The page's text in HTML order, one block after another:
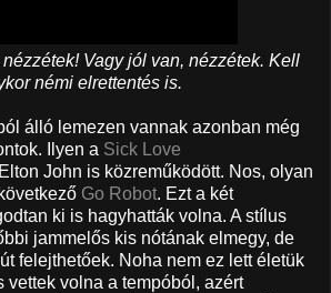
Vagy jól van, nézzétek. Kell
némi elrettentés is.
álló lemezen vannak azonban még
Ilyen a Sick Love
John is közreműködött. Nos, olyan
Go Robot. Ezt a két
ki is hagyhatták volna. A stílus
jammelős kis nótának elmegy, de
felejthetőek. Noha nem ez lett életük
vettek volna a tempóból, azért